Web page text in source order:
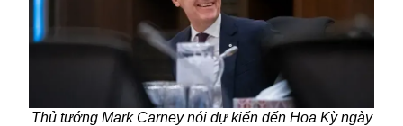
Thủ tướng Mark Carney nói dự kiến đến Hoa Kỳ ngày